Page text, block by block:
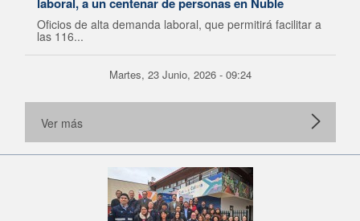
Oficios de alta demanda laboral, que permitirá facilitar a
las 116...
Martes, 23 Junio, 2026 - 09:24
Ver más